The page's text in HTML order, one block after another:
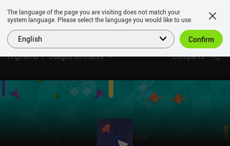
Highwind Juegos similares Compartir
The language of the page you are visiting does not match your
system language. Please select the language you would like to use.
English Confirm